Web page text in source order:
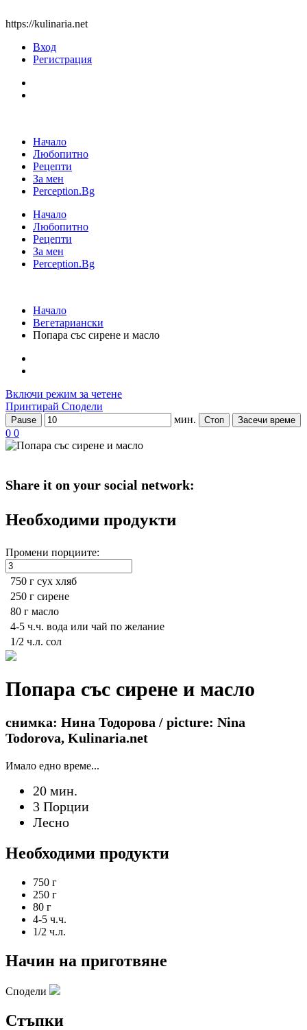
https://kulinaria.net
Вход
Регистрация
Начало
Любопитно
Рецепти
За мен
Perception.Bg
Начало
Любопитно
Рецепти
За мен
Perception.Bg
Начало
Вегетариански
Попара със сирене и масло
Включи режим за четене
Принтирай Сподели
Pause мин. Стоп Засечи време
0 0
Share it on your social network:
Необходими продукти
Промени порциите:
750 г сух хляб
250 г сирене
80 г масло
4-5 ч.ч. вода или чай по желание
1/2 ч.л. сол
Попара със сирене и масло
снимка: Нина Тодорова / picture: Nina
Todorova, Kulinaria.net
Имало едно време...
20 мин.
3 Порции
Лесно
Необходими продукти
750 г
250 г
80 г
4-5 ч.ч.
1/2 ч.л.
Начин на приготвяне
Сподели
Стъпки